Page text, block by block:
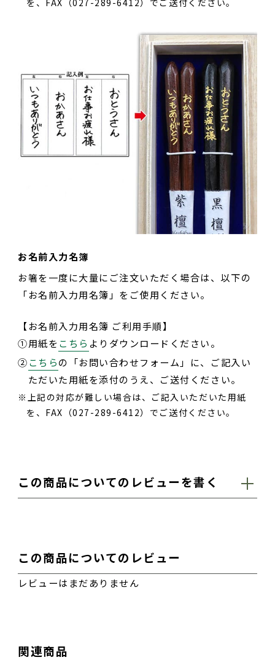
お名前入力名簿
お箸を一度に大量にご注文いただく場合は、以下の
「お名前入力用名簿」をご使用ください。
【お名前入力用名簿 ご利用手順】
①用紙をこちら よりダウンロードください。
②こちらの「お問い合わせフォーム」に、ご記入い
ただいた用紙を添付のうえ、ご送付ください。
上記の対応が難しい場合は、ご記入いただいた用紙
を、FAX（027-289-6412）でご送付ください。
この商品についてのレビューを書く
性別
この商品についてのレビュー
レビューはまだありません
関連商品